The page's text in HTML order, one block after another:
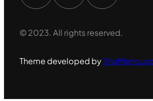
© 2023. All rights reserved.
Theme developed by